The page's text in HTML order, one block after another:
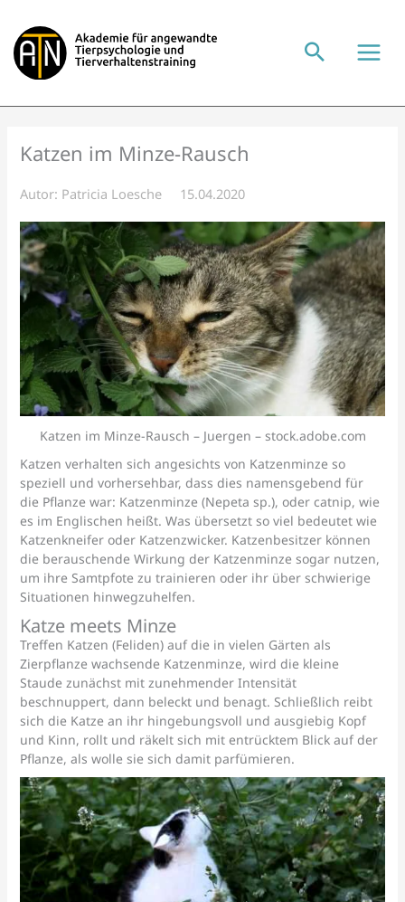
Inhalt
springen
Katzen im Minze-Rausch
Autor: Patricia Loesche 15.04.2020
Katzen im Minze-Rausch – Juergen – stock.adobe.com
Katzen verhalten sich angesichts von Katzenminze so
speziell und vorhersehbar, dass dies namensgebend für
die Pflanze war: Katzenminze (Nepeta sp.), oder catnip, wie
es im Englischen heißt. Was übersetzt so viel bedeutet wie
Katzenkneifer oder Katzenzwicker. Katzenbesitzer können
die berauschende Wirkung der Katzenminze sogar nutzen,
um ihre Samtpfote zu trainieren oder ihr über schwierige
Situationen hinwegzuhelfen.
Katze meets Minze
Treffen Katzen (Feliden) auf die in vielen Gärten als
Zierpflanze wachsende Katzenminze, wird die kleine
Staude zunächst mit zunehmender Intensität
beschnuppert, dann beleckt und benagt. Schließlich reibt
sich die Katze an ihr hingebungsvoll und ausgiebig Kopf
und Kinn, rollt und räkelt sich mit entrücktem Blick auf der
Pflanze, als wolle sie sich damit parfümieren.